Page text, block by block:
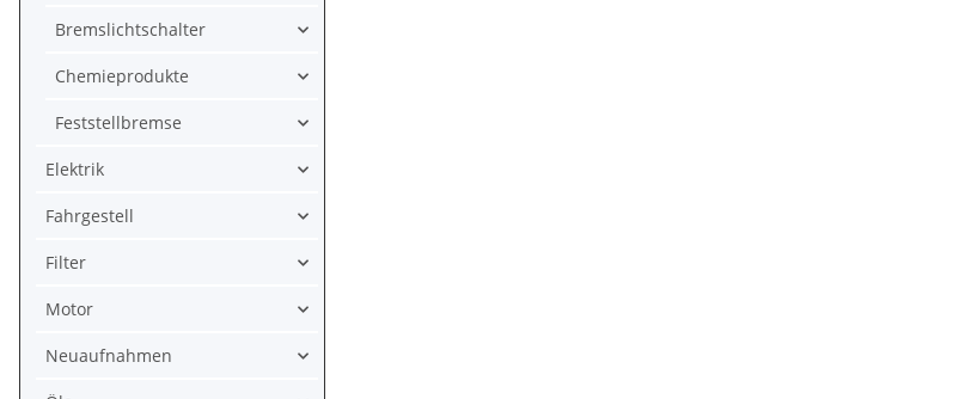
Bremslichtschalter
Chemieprodukte
Feststellbremse
Elektrik
Fahrgestell
Filter
Motor
Neuaufnahmen